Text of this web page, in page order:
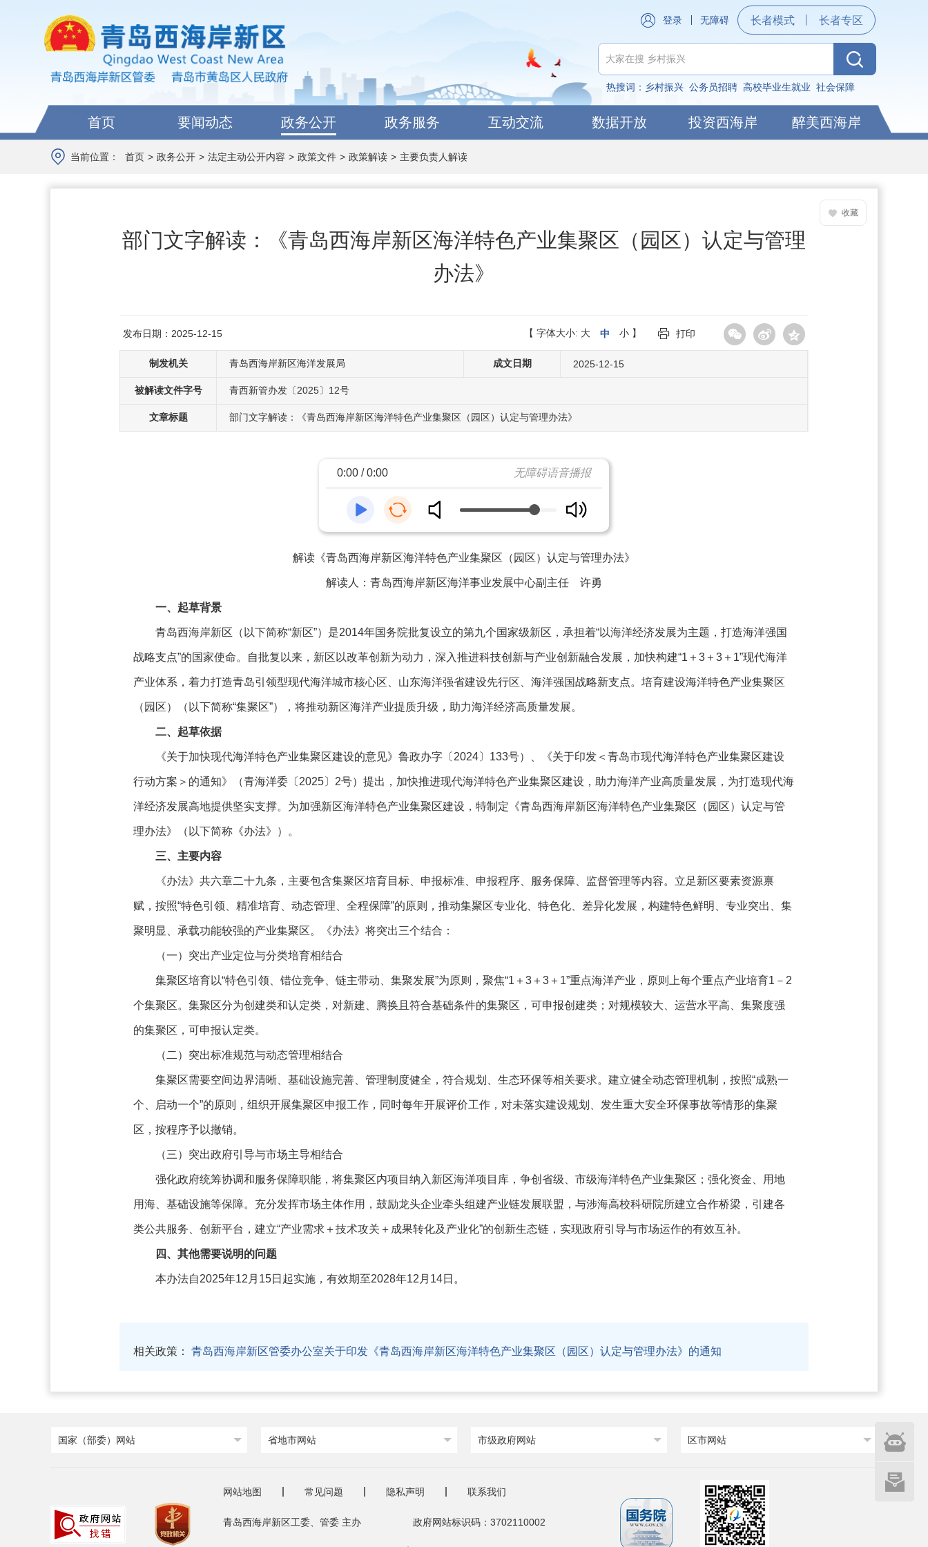
登录 无障碍 长者模式 长者专区
热搜词： 乡村振兴 公务员招聘 高校毕业生就业 社会保障
首页 要闻动态 政务公开 政务服务 互动交流 数据开放 投资西海岸 醉美西海岸
当前位置： 首页 > 政务公开 > 法定主动公开内容 > 政策文件 > 政策解读 > 主要负责人解读
收藏
部门文字解读：《青岛西海岸新区海洋特色产业集聚区（园区）认定与管理
办法》
发布日期：2025-12-15 【 字体大小: 大 中 小 】 打印
制发机关 青岛西海岸新区海洋发展局 成文日期 2025-12-15
被解读文件字号 青西新管办发〔2025〕12号
文章标题 部门文字解读：《青岛西海岸新区海洋特色产业集聚区（园区）认定与管理办法》
无障碍语音播报
0:00 / 0:00
解读《青岛西海岸新区海洋特色产业集聚区（园区）认定与管理办法》
解读人：青岛西海岸新区海洋事业发展中心副主任 许勇
一、起草背景
青岛西海岸新区（以下简称“新区”）是2014年国务院批复设立的第九个国家级新区，承担着“以海洋经济发展为主题，打造海洋强国
战略支点”的国家使命。自批复以来，新区以改革创新为动力，深入推进科技创新与产业创新融合发展，加快构建“1＋3＋3＋1”现代海洋
产业体系，着力打造青岛引领型现代海洋城市核心区、山东海洋强省建设先行区、海洋强国战略新支点。培育建设海洋特色产业集聚区
（园区）（以下简称“集聚区”），将推动新区海洋产业提质升级，助力海洋经济高质量发展。
二、起草依据
《关于加快现代海洋特色产业集聚区建设的意见》鲁政办字〔2024〕133号）、《关于印发＜青岛市现代海洋特色产业集聚区建设
行动方案＞的通知》（青海洋委〔2025〕2号）提出，加快推进现代海洋特色产业集聚区建设，助力海洋产业高质量发展，为打造现代海
洋经济发展高地提供坚实支撑。为加强新区海洋特色产业集聚区建设，特制定《青岛西海岸新区海洋特色产业集聚区（园区）认定与管
理办法》（以下简称《办法》）。
三、主要内容
《办法》共六章二十九条，主要包含集聚区培育目标、申报标准、申报程序、服务保障、监督管理等内容。立足新区要素资源禀
赋，按照“特色引领、精准培育、动态管理、全程保障”的原则，推动集聚区专业化、特色化、差异化发展，构建特色鲜明、专业突出、集
聚明显、承载功能较强的产业集聚区。《办法》将突出三个结合：
（一）突出产业定位与分类培育相结合
集聚区培育以“特色引领、错位竞争、链主带动、集聚发展”为原则，聚焦“1＋3＋3＋1”重点海洋产业，原则上每个重点产业培育1－2
个集聚区。集聚区分为创建类和认定类，对新建、腾换且符合基础条件的集聚区，可申报创建类；对规模较大、运营水平高、集聚度强
的集聚区，可申报认定类。
（二）突出标准规范与动态管理相结合
集聚区需要空间边界清晰、基础设施完善、管理制度健全，符合规划、生态环保等相关要求。建立健全动态管理机制，按照“成熟一
个、启动一个”的原则，组织开展集聚区申报工作，同时每年开展评价工作，对未落实建设规划、发生重大安全环保事故等情形的集聚
区，按程序予以撤销。
（三）突出政府引导与市场主导相结合
强化政府统筹协调和服务保障职能，将集聚区内项目纳入新区海洋项目库，争创省级、市级海洋特色产业集聚区；强化资金、用地
用海、基础设施等保障。充分发挥市场主体作用，鼓励龙头企业牵头组建产业链发展联盟，与涉海高校科研院所建立合作桥梁，引建各
类公共服务、创新平台，建立“产业需求＋技术攻关＋成果转化及产业化”的创新生态链，实现政府引导与市场运作的有效互补。
四、其他需要说明的问题
本办法自2025年12月15日起实施，有效期至2028年12月14日。
相关政策： 青岛西海岸新区管委办公室关于印发《青岛西海岸新区海洋特色产业集聚区（园区）认定与管理办法》的通知
国家（部委）网站 省地市网站 市级政府网站 区市网站
网站地图 常见问题 隐私声明 联系我们
青岛西海岸新区工委、管委 主办 政府网站标识码：3702110002
智能
问答
网站建设
意见征集